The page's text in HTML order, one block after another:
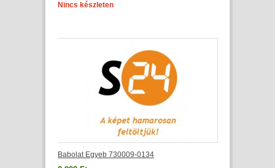
Nincs készleten
Babolat Egyeb 730009-0134